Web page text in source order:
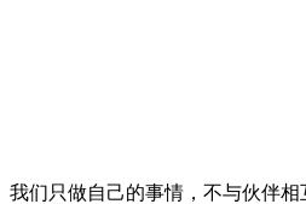
我们只做自己的事情，不与伙伴